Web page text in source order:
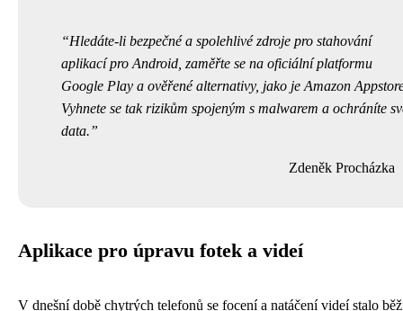
Hledáte-li bezpečné a spolehlivé zdroje pro stahování
aplikací pro Android, zaměřte se na oficiální platformu
Google Play a ověřené alternativy, jako je Amazon
Vyhnete se tak rizikům spojeným s malwarem a ochráníte
data.
Zdeněk Procházka
Aplikace pro úpravu fotek a videí
V dnešní době chytrých telefonů se focení a natáčení videí stalo